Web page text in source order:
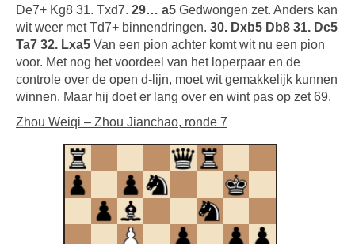
De7+ Kg8 31. Txd7. 29… a5 Gedwongen zet. Anders kan
wit weer met Td7+ binnendringen. 30. Dxb5 Db8 31. Dc5
Ta7 32. Lxa5 Van een pion achter komt wit nu een pion
voor. Met nog het voordeel van het loperpaar en de
controle over de open d-lijn, moet wit gemakkelijk kunnen
winnen. Maar hij doet er lang over en wint pas op zet 69.
Zhou Weiqi – Zhou Jianchao, ronde 7